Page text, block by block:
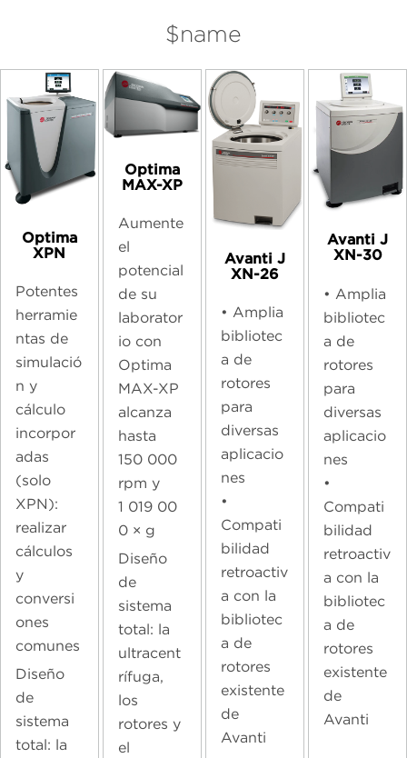
$name
Optima
XPN
Potentes
herramie
ntas de
simulació
n y
cálculo
incorpor
adas
(solo
XPN):
realizar
cálculos
y
conversi
ones
comunes
Diseño
de
sistema
total: la
Optima
MAX-XP
Aumente
el
potencial
de su
laborator
io con
Optima
MAX-XP
alcanza
hasta
150 000
rpm y
1 019 00
0 × g
Diseño
de
sistema
total: la
ultracent
rífuga,
los
rotores y
el
Avanti J
XN-26
• Amplia
bibliotec
a de
rotores
para
diversas
aplicacio
nes
•
Compati
bilidad
retroactiv
a con la
bibliotec
a de
rotores
existente
de
Avanti
Avanti J
XN-30
• Amplia
bibliotec
a de
rotores
para
diversas
aplicacio
nes
•
Compati
bilidad
retroactiv
a con la
bibliotec
a de
rotores
existente
de
Avanti